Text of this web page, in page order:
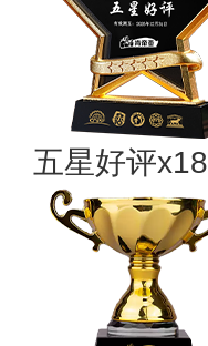
五星好评x18